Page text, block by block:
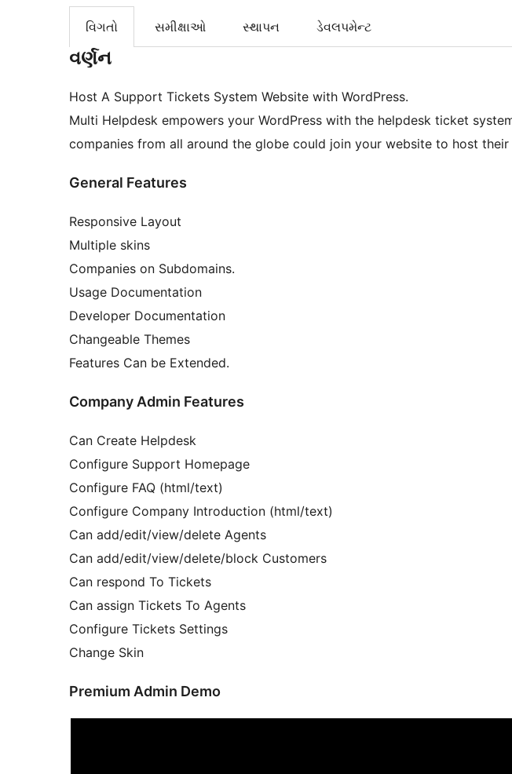
વિગતો સમીક્ષાઓ સ્થાપન ડેવલપમેન્ટ
વર્ણન
Host A Support Tickets System Website with WordPress.
Multi Helpdesk empowers your WordPress with the helpdesk ticket
companies from all around the globe could join your website to host
General Features
Responsive Layout
Multiple skins
Companies on Subdomains.
Usage Documentation
Developer Documentation
Changeable Themes
Features Can be Extended.
Company Admin Features
Can Create Helpdesk
Configure Support Homepage
Configure FAQ (html/text)
Configure Company Introduction (html/text)
Can add/edit/view/delete Agents
Can add/edit/view/delete/block Customers
Can respond To Tickets
Can assign Tickets To Agents
Configure Tickets Settings
Change Skin
Premium Admin Demo